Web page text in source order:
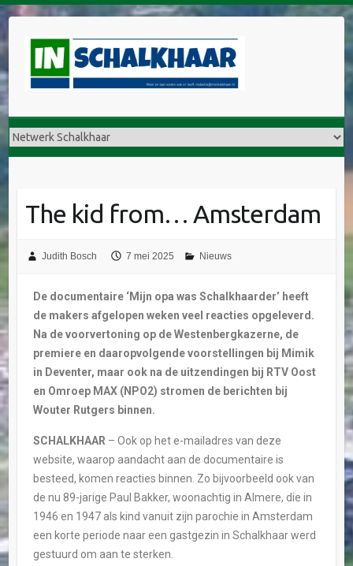
The kid from… Amsterdam
Judith Bosch 7 mei 2025 Nieuws
De documentaire ‘Mijn opa was Schalkhaarder’ heeft
de makers afgelopen weken veel reacties opgeleverd.
Na de voorvertoning op de Westenbergkazerne, de
premiere en daaropvolgende voorstellingen bij Mimik
in Deventer, maar ook na de uitzendingen bij RTV Oost
en Omroep MAX (NPO2) stromen de berichten bij
Wouter Rutgers binnen.
SCHALKHAAR – Ook op het e-mailadres van deze
website, waarop aandacht aan de documentaire is
besteed, komen reacties binnen. Zo bijvoorbeeld ook van
de nu 89-jarige Paul Bakker, woonachtig in Almere, die in
1946 en 1947 als kind vanuit zijn parochie in Amsterdam
een korte periode naar een gastgezin in Schalkhaar werd
gestuurd om aan te sterken.